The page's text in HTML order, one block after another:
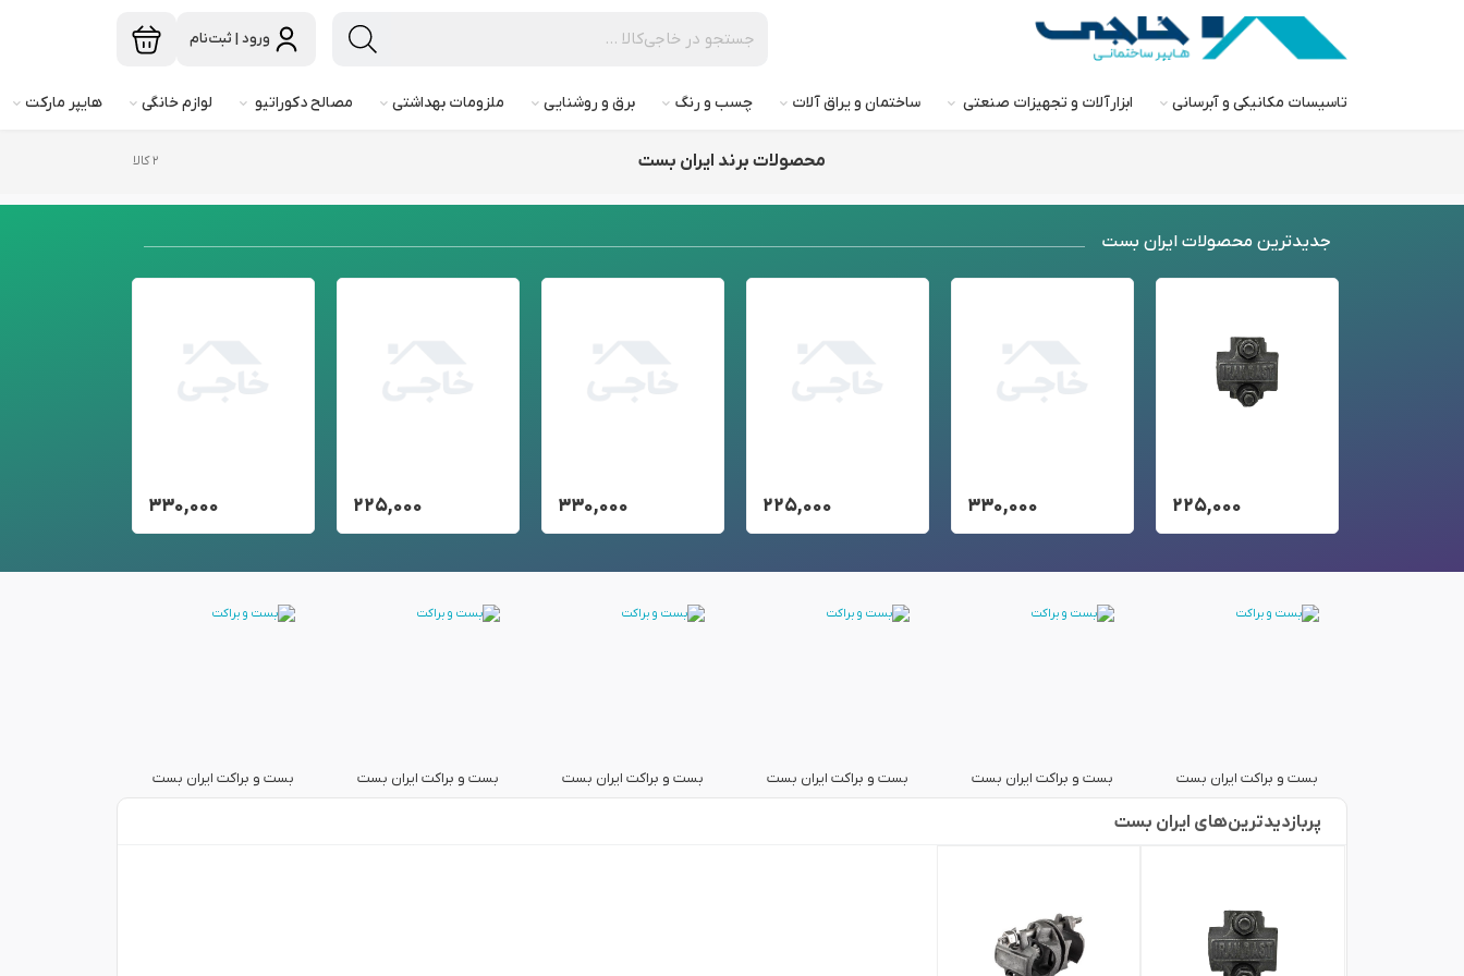
ورود | ثبت‌نام
تاسیسات مکانیکی و آبرسانی ابزارآلات و تجهیزات صنعتی ساختمان و یراق آلات چسب و رنگ برق و روشنایی ملزومات بهداشتی مصالح دکوراتیو لوازم خانگی هایپر مارکت
محصولات برند ایران بست ۲ کالا
جدید‌ترین محصولات ایران بست
۲۲۵,۰۰۰ ۳۳۰,۰۰۰ ۲۲۵,۰۰۰ ۳۳۰,۰۰۰ ۲۲۵,۰۰۰ ۳۳۰,۰۰۰
بست و براکت ایران بست بست و براکت ایران بست بست و براکت ایران بست بست و براکت ایران بست بست و براکت ایران بست بست و براکت ایران بست
پربازدید‌ترین‌های ایران بست